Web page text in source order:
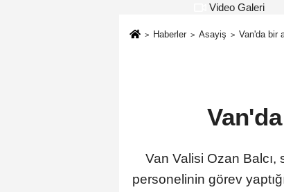
Video Galeri
Haberler Asayiş Van'da bir
Van Valisi Ozan
personelinin görev